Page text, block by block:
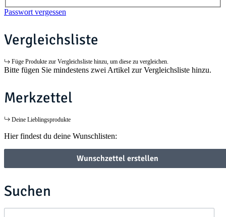
Passwort vergessen
Vergleichsliste
Füge Produkte zur Vergleichsliste hinzu, um diese zu vergleichen.
Bitte fügen Sie mindestens zwei Artikel zur Vergleichsliste hinzu.
Merkzettel
Deine Lieblingsprodukte
Hier findest du deine Wunschlisten:
Wunschzettel erstellen
Suchen